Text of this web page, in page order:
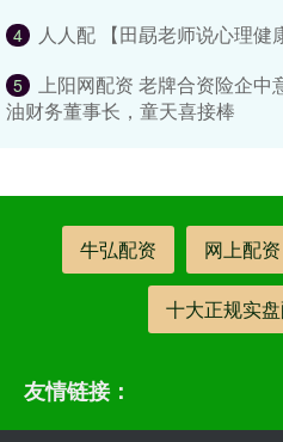
4 人人配 【田勗老师说心理健
5
上阳网配资 老牌合资险企中
油财务董事长，童天喜接棒
牛弘配资 网上配资
十大正规实
友情链接：